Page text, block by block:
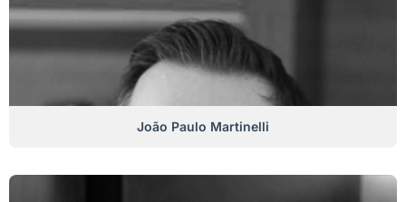
João Paulo Martinelli